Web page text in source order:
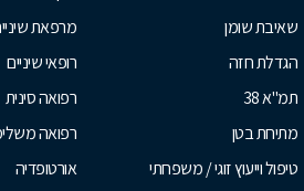
שאיבת שומן
הגדלת חזה
תמ"א 38
מתיחת בטן
טיפול וייעוץ זוגי / משפחתי
מרפאת
רופאי שיניים
רפואה סינית
רפואה
אורטופדיה